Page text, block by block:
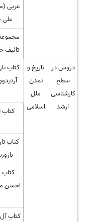
عربی
علی
تالیف
دروس در
سطح
کارشناسی
ارشد
تاریخ و
تمدن
ملل
اسلامی
کتاب
کتاب
کتاب
احسن
کتاب